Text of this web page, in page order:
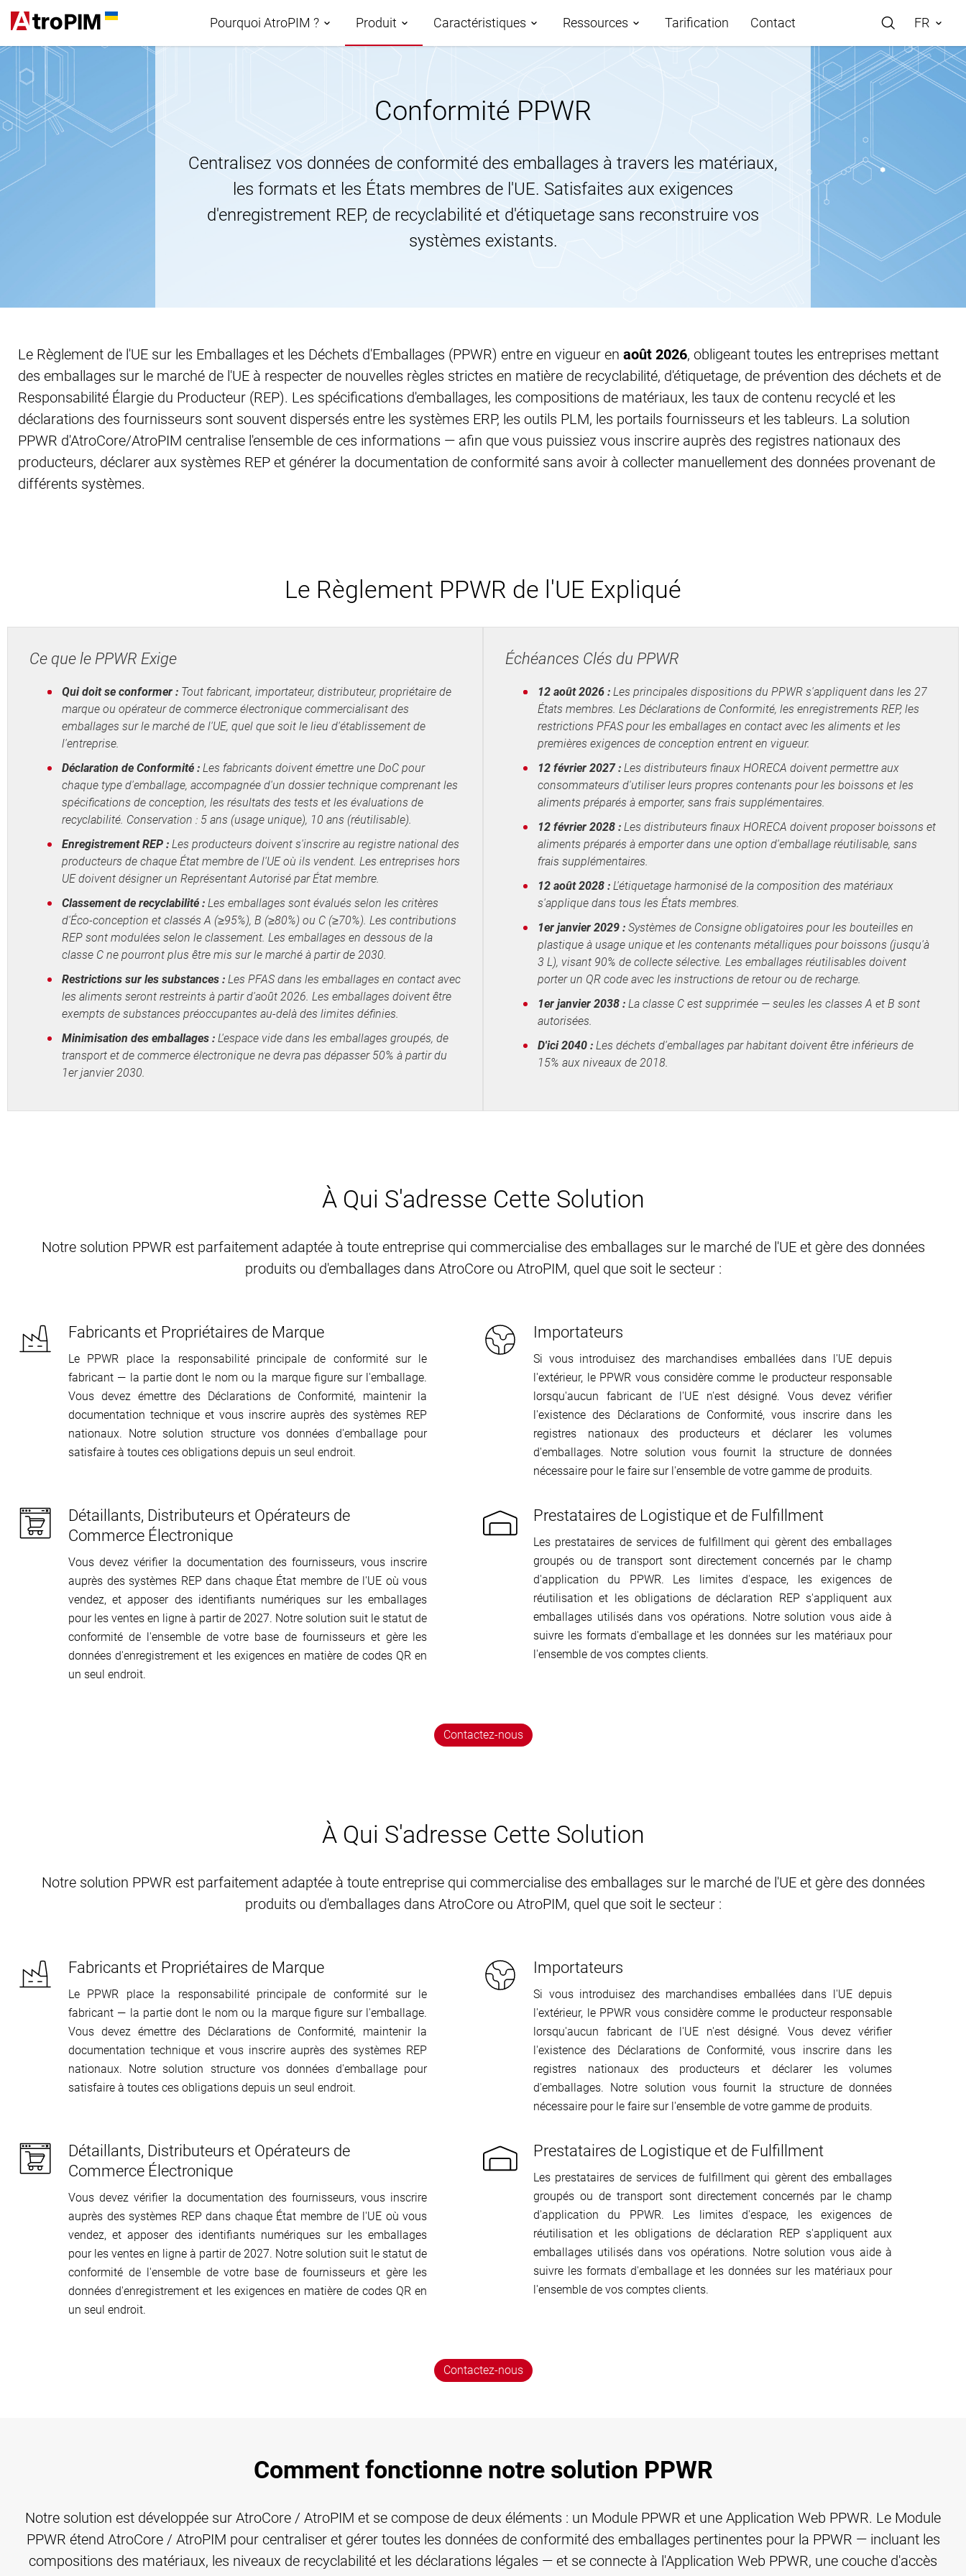
Pourquoi AtroPIM ? Produit
Roadmap
PIM piloté par l’IA
Classification des données
relatives aux produits
Syndication de données
Passeport Numérique de
Produit
Conformité PPWR
Modules
Intégrations
Caractéristiques
Aperçu des caractéristiques
Canaux et attributs
Gestion des actifs
Exportation de données
Gestion de l'accès
Ressources
Demos
AtroCore Store
Centre d'aide
Tarification Contact FR
Conformité PPWR
Centralisez vos données de conformité des emballages à travers les matériaux,
les formats et les États membres de l'UE. Satisfaites aux exigences
d'enregistrement REP, de recyclabilité et d'étiquetage sans reconstruire vos
systèmes existants.
Le Règlement de l'UE sur les Emballages et les Déchets d'Emballages (PPWR) entre en vigueur en août 2026, obligeant toutes les entreprises mettant
des emballages sur le marché de l'UE à respecter de nouvelles règles strictes en matière de recyclabilité, d'étiquetage, de prévention des déchets et de
Responsabilité Élargie du Producteur (REP). Les spécifications d'emballages, les compositions de matériaux, les taux de contenu recyclé et les
déclarations des fournisseurs sont souvent dispersés entre les systèmes ERP, les outils PLM, les portails fournisseurs et les tableurs. La solution
PPWR d'AtroCore/AtroPIM centralise l'ensemble de ces informations — afin que vous puissiez vous inscrire auprès des registres nationaux des
producteurs, déclarer aux systèmes REP et générer la documentation de conformité sans avoir à collecter manuellement des données provenant de
différents systèmes.
Le Règlement PPWR de l'UE Expliqué
Ce que le PPWR Exige
Qui doit se conformer : Tout fabricant, importateur, distributeur, propriétaire de
marque ou opérateur de commerce électronique commercialisant des
emballages sur le marché de l'UE, quel que soit le lieu d'établissement de
l'entreprise.
Déclaration de Conformité : Les fabricants doivent émettre une DoC pour
chaque type d'emballage, accompagnée d'un dossier technique comprenant les
spécifications de conception, les résultats des tests et les évaluations de
recyclabilité. Conservation : 5 ans (usage unique), 10 ans (réutilisable).
Enregistrement REP : Les producteurs doivent s'inscrire au registre national des
producteurs de chaque État membre de l'UE où ils vendent. Les entreprises hors
UE doivent désigner un Représentant Autorisé par État membre.
Classement de recyclabilité : Les emballages sont évalués selon les critères
d'Éco-conception et classés A (≥95%), B (≥80%) ou C (≥70%). Les contributions
REP sont modulées selon le classement. Les emballages en dessous de la
classe C ne pourront plus être mis sur le marché à partir de 2030.
Restrictions sur les substances : Les PFAS dans les emballages en contact avec
les aliments seront restreints à partir d'août 2026. Les emballages doivent être
exempts de substances préoccupantes au-delà des limites définies.
Minimisation des emballages : L'espace vide dans les emballages groupés, de
transport et de commerce électronique ne devra pas dépasser 50% à partir du
1er janvier 2030.
Échéances Clés du PPWR
12 août 2026 : Les principales dispositions du PPWR s'appliquent dans les 27
États membres. Les Déclarations de Conformité, les enregistrements REP, les
restrictions PFAS pour les emballages en contact avec les aliments et les
premières exigences de conception entrent en vigueur.
12 février 2027 : Les distributeurs finaux HORECA doivent permettre aux
consommateurs d'utiliser leurs propres contenants pour les boissons et les
aliments préparés à emporter, sans frais supplémentaires.
12 février 2028 : Les distributeurs finaux HORECA doivent proposer boissons et
aliments préparés à emporter dans une option d'emballage réutilisable, sans
frais supplémentaires.
12 août 2028 : L'étiquetage harmonisé de la composition des matériaux
s'applique dans tous les États membres.
1er janvier 2029 : Systèmes de Consigne obligatoires pour les bouteilles en
plastique à usage unique et les contenants métalliques pour boissons (jusqu'à
3 L), visant 90% de collecte sélective. Les emballages réutilisables doivent
porter un QR code avec les instructions de retour ou de recharge.
1er janvier 2038 : La classe C est supprimée — seules les classes A et B sont
autorisées.
D'ici 2040 : Les déchets d'emballages par habitant doivent être inférieurs de
15% aux niveaux de 2018.
À Qui S'adresse Cette Solution
Notre solution PPWR est parfaitement adaptée à toute entreprise qui commercialise des emballages sur le marché de l'UE et gère des données
produits ou d'emballages dans AtroCore ou AtroPIM, quel que soit le secteur :
Fabricants et Propriétaires de Marque
Le PPWR place la responsabilité principale de conformité sur le
fabricant — la partie dont le nom ou la marque figure sur l'emballage.
Vous devez émettre des Déclarations de Conformité, maintenir la
documentation technique et vous inscrire auprès des systèmes REP
nationaux. Notre solution structure vos données d'emballage pour
satisfaire à toutes ces obligations depuis un seul endroit.
Importateurs
Si vous introduisez des marchandises emballées dans l'UE depuis
l'extérieur, le PPWR vous considère comme le producteur responsable
lorsqu'aucun fabricant de l'UE n'est désigné. Vous devez vérifier
l'existence des Déclarations de Conformité, vous inscrire dans les
registres nationaux des producteurs et déclarer les volumes
d'emballages. Notre solution vous fournit la structure de données
nécessaire pour le faire sur l'ensemble de votre gamme de produits.
Détaillants, Distributeurs et Opérateurs de
Commerce Électronique
Vous devez vérifier la documentation des fournisseurs, vous inscrire
auprès des systèmes REP dans chaque État membre de l'UE où vous
vendez, et apposer des identifiants numériques sur les emballages
pour les ventes en ligne à partir de 2027. Notre solution suit le statut de
conformité de l'ensemble de votre base de fournisseurs et gère les
données d'enregistrement et les exigences en matière de codes QR en
un seul endroit.
Prestataires de Logistique et de Fulfillment
Les prestataires de services de fulfillment qui gèrent des emballages
groupés ou de transport sont directement concernés par le champ
d'application du PPWR. Les limites d'espace, les exigences de
réutilisation et les obligations de déclaration REP s'appliquent aux
emballages utilisés dans vos opérations. Notre solution vous aide à
suivre les formats d'emballage et les données sur les matériaux pour
l'ensemble de vos comptes clients.
Contactez-nous
À Qui S'adresse Cette Solution
Notre solution PPWR est parfaitement adaptée à toute entreprise qui commercialise des emballages sur le marché de l'UE et gère des données
produits ou d'emballages dans AtroCore ou AtroPIM, quel que soit le secteur :
Fabricants et Propriétaires de Marque
Le PPWR place la responsabilité principale de conformité sur le
fabricant — la partie dont le nom ou la marque figure sur l'emballage.
Vous devez émettre des Déclarations de Conformité, maintenir la
documentation technique et vous inscrire auprès des systèmes REP
nationaux. Notre solution structure vos données d'emballage pour
satisfaire à toutes ces obligations depuis un seul endroit.
Importateurs
Si vous introduisez des marchandises emballées dans l'UE depuis
l'extérieur, le PPWR vous considère comme le producteur responsable
lorsqu'aucun fabricant de l'UE n'est désigné. Vous devez vérifier
l'existence des Déclarations de Conformité, vous inscrire dans les
registres nationaux des producteurs et déclarer les volumes
d'emballages. Notre solution vous fournit la structure de données
nécessaire pour le faire sur l'ensemble de votre gamme de produits.
Détaillants, Distributeurs et Opérateurs de
Commerce Électronique
Vous devez vérifier la documentation des fournisseurs, vous inscrire
auprès des systèmes REP dans chaque État membre de l'UE où vous
vendez, et apposer des identifiants numériques sur les emballages
pour les ventes en ligne à partir de 2027. Notre solution suit le statut de
conformité de l'ensemble de votre base de fournisseurs et gère les
données d'enregistrement et les exigences en matière de codes QR en
un seul endroit.
Prestataires de Logistique et de Fulfillment
Les prestataires de services de fulfillment qui gèrent des emballages
groupés ou de transport sont directement concernés par le champ
d'application du PPWR. Les limites d'espace, les exigences de
réutilisation et les obligations de déclaration REP s'appliquent aux
emballages utilisés dans vos opérations. Notre solution vous aide à
suivre les formats d'emballage et les données sur les matériaux pour
l'ensemble de vos comptes clients.
Contactez-nous
Comment fonctionne notre solution PPWR
Notre solution est développée sur AtroCore / AtroPIM et se compose de deux éléments : un Module PPWR et une Application Web PPWR. Le Module
PPWR étend AtroCore / AtroPIM pour centraliser et gérer toutes les données de conformité des emballages pertinentes pour la PPWR — incluant les
compositions des matériaux, les niveaux de recyclabilité et les déclarations légales — et se connecte à l'Application Web PPWR, une couche d'accès